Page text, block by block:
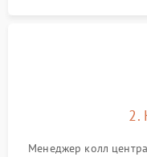
2.
Менеджер колл